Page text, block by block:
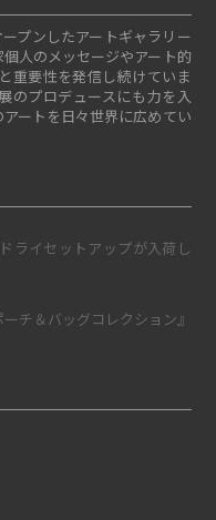
プンしたアートギャラリー
人のメッセージやアート的
重要性を発信し続けていま
のプロデュースにも力を入
ートを日々世界に広めてい
ライセットアップが入荷し
チ＆バッグコレクション』